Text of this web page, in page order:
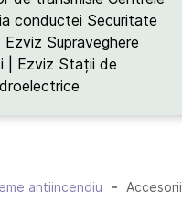
conductei Securitate
Ezviz Supraveghere
| Ezviz Stații de
antiincendiu Accesorii